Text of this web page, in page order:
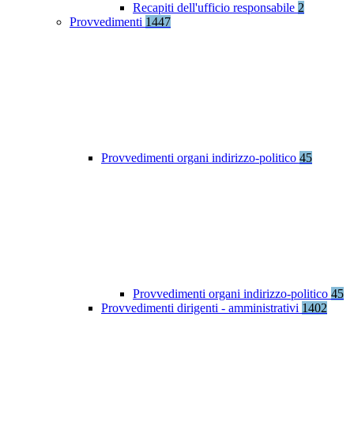
Recapiti dell'ufficio responsabile 2
Provvedimenti 1447
Provvedimenti organi indirizzo-politico 45
Provvedimenti organi indirizzo-politico 45
Provvedimenti dirigenti - amministrativi 1402